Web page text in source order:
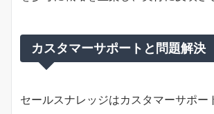
カスタマーサポートと問題解決
セールスナレッジはカスタマーサポー